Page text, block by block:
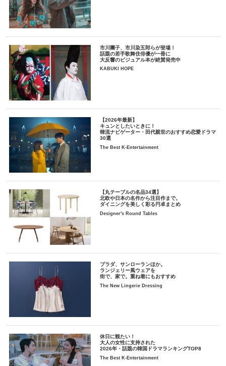
市川團子、市川染五郎らが登場！
話題の若手歌舞伎俳優が一冊に
大反響のビジュアル本が絶賛発売中
KABUKI HOPE
【2026年最新】
キュンとしたいときに！
韓流ナビゲーター・田代親世のおすすめ恋愛ドラマ
30選
The Best K-Entertainment
【丸テーブルの名品34選】
北欧や日本の名作から注目作まで。
ダイニングを美しく彩る円卓まとめ
Designer's Round Tables
プラダ、サンローランほか。
ランジェリー風ウェアを
街で、家で。重ね着にもおすすめ
The New Lingerie Dressing
休日に観たい！
大人の女性に支持された
2026年・話題の韓国ドラマランキングTOP8
The Best K-Entertainment